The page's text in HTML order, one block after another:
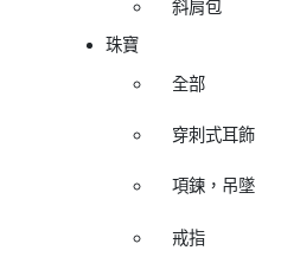
斜肩包
珠寶
全部
穿刺式耳飾
項鍊，吊墜
戒指